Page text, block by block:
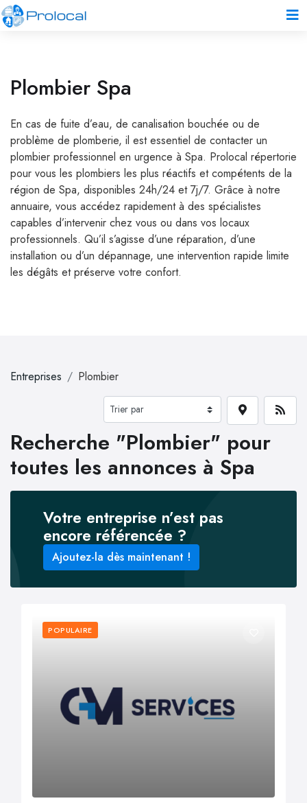
Plombier Spa
En cas de fuite d’eau, de canalisation bouchée ou de
problème de plomberie, il est essentiel de contacter un
plombier professionnel en urgence à Spa. Prolocal répertorie
pour vous les plombiers les plus réactifs et compétents de la
région de Spa, disponibles 24h/24 et 7j/7. Grâce à notre
annuaire, vous accédez rapidement à des spécialistes
capables d’intervenir chez vous ou dans vos locaux
professionnels. Qu’il s’agisse d’une réparation, d’une
installation ou d’un dépannage, une intervention rapide limite
les dégâts et préserve votre confort.
Entreprises Plombier
Recherche "Plombier" pour
toutes les annonces à Spa
Votre entreprise n’est pas
encore référencée ?
Ajoutez-la dès maintenant !
POPULAIRE